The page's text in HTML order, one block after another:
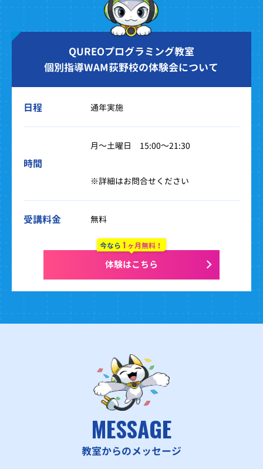
QUREOプログラミング教室
個別指導WAM荻野校の体験会について
日程 通年実施
時間
月～土曜日 15:00～21:30
※詳細はお問合せください
受講料金 無料
今なら1 ヶ月無料！
体験はこちら
MESSAGE
教室からのメッセージ